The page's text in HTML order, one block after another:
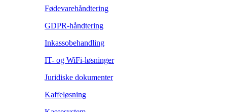
Fødevarehåndtering
GDPR-håndtering
Inkassobehandling
IT- og WiFi-løsninger
Juridiske dokumenter
Kaffeløsning